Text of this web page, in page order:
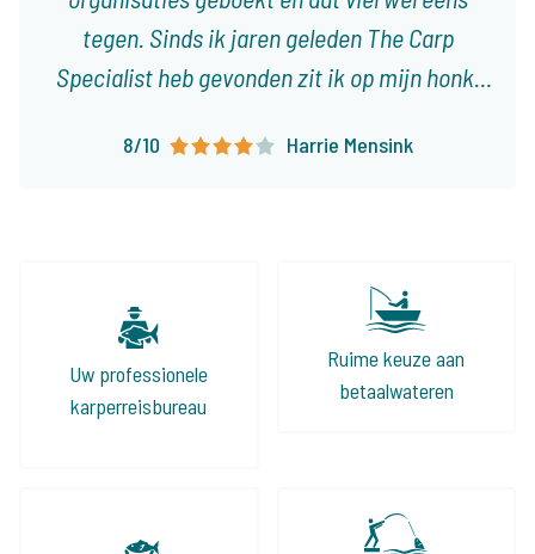
tegen. Sinds ik jaren geleden The Carp
Specialist heb gevonden zit ik op mijn honk,
altijd goed is of goed komt. Er vallen steeds
het vissen met een groep vind ik geweldig, dit
jaar gaan we zelfs 2 keer op pad met zijn
8/10 Harrie Mensink
Uw professionele
karperreisbureau
Ruime keuze aan
betaalwateren